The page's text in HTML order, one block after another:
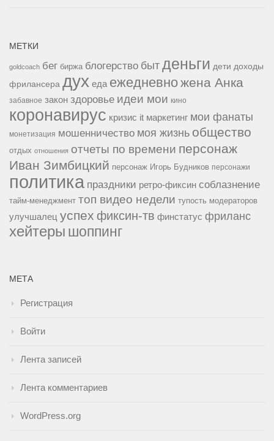
МЕТКИ
goldcoach бег биржа блогерство быт деньги дети доходы
фрилансера дух еда ежедневножена Анка
забавное закон здоровье идеи мои кино
коронавирус кризис it маркетинг мои фанаты
монетизация мошенничество моя жизнь общество
отдых отношения отчеты по времени персонаж
Иван Зимбицкий персонаж Игорь Будников персонажи
политика праздники ретро-фиксин соблазнение
тайм-менеджмент топ видео недели тупость модераторов
улучшалец успех фиксин-тв финстатус фриланс
хейтеры шоппинг
МЕТА
Регистрация
Войти
Лента записей
Лента комментариев
WordPress.org